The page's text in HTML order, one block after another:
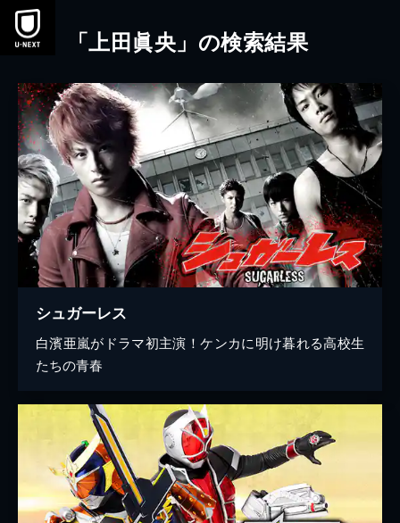
本文へスキップ
「上田眞央」の検索結果
シュガーレス
白濱亜嵐がドラマ初主演！ケンカに明け暮れる高校生
たちの青春